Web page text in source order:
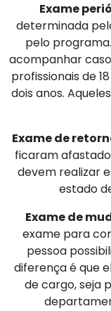
Exame
determinada
pelo
acompanhar
profissionais de
dois anos.
Exame de
ficaram
devem realizar
estado
Exame de
exame para
pessoa
diferença é que
de cargo, seja